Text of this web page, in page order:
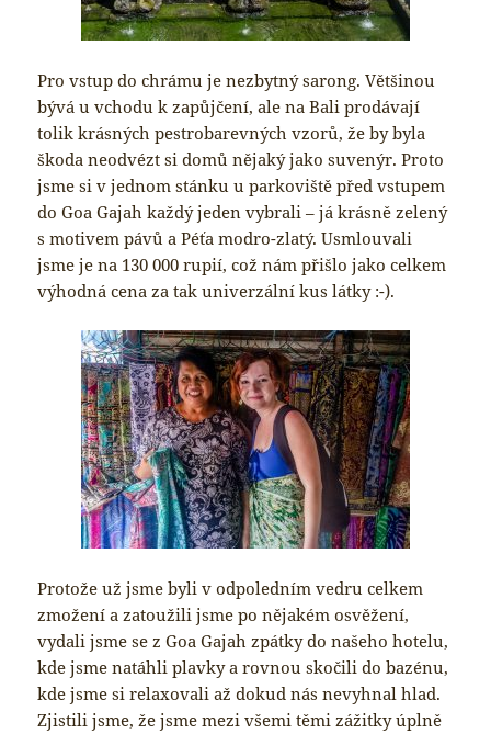
Pro vstup do chrámu je nezbytný sarong. Většinou
bývá u vchodu k zapůjčení, ale na Bali prodávají
tolik krásných pestrobarevných vzorů, že by byla
škoda neodvézt si domů nějaký jako suvenýr. Proto
jsme si v jednom stánku u parkoviště před vstupem
do Goa Gajah každý jeden vybrali – já krásně zelený
s motivem pávů a Péťa modro-zlatý. Usmlouvali
jsme je na 130 000 rupií, což nám přišlo jako celkem
výhodná cena za tak univerzální kus látky :-).
Protože už jsme byli v odpoledním vedru celkem
zmožení a zatoužili jsme po nějakém osvěžení,
vydali jsme se z Goa Gajah zpátky do našeho hotelu,
kde jsme natáhli plavky a rovnou skočili do bazénu,
kde jsme si relaxovali až dokud nás nevyhnal hlad.
Zjistili jsme, že jsme mezi všemi těmi zážitky úplně